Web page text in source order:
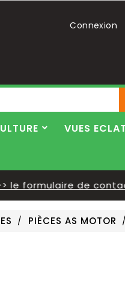
Connexion
VUES
formulaire de contact,
PIÈCES AS MOTOR